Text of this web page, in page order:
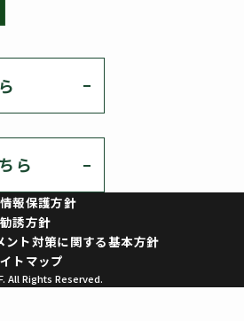
ら
報保護方針
勧誘方針
ント対策に関する基本方針
トマップ
All Rights Reserved.